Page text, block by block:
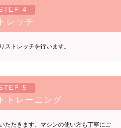
4
レッチ
ストレッチを行います。
5
トレーニング
ただきます。マシンの使い方も丁寧にご